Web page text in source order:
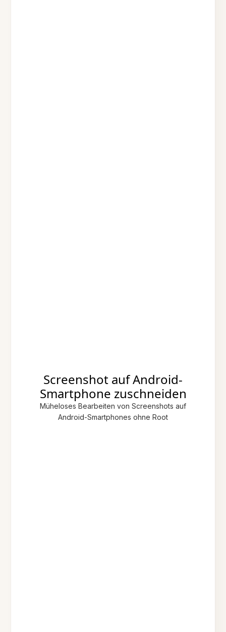
Screenshot auf Android-
Smartphone zuschneiden
Müheloses Bearbeiten von Screenshots auf
Android-Smartphones ohne Root